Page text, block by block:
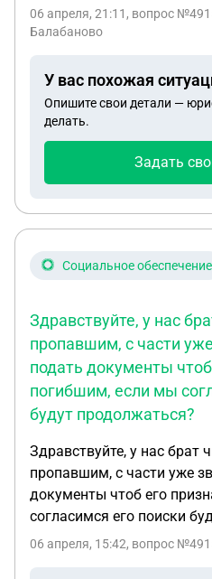
06 апреля, 21:11 , вопрос
Балабаново
У вас похожая
Опишите свои детали —
делать.
Задать
Социальное обеспечение
Здравствуйте, у нас
пропавшим, с части
подать документы
погибшим, если мы
будут продолжаться?
Здравствуйте, у нас брат
пропавшим, с части уже
документы чтоб его
согласимся его поиски
06 апреля, 15:42, вопрос